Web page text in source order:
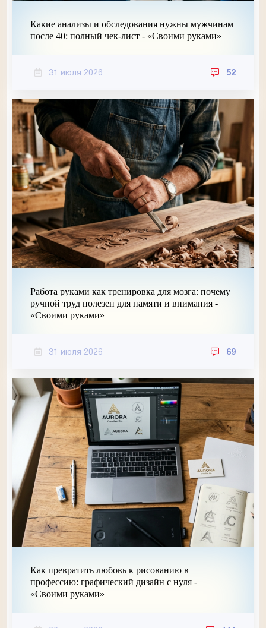
Какие анализы и обследования нужны мужчинам
после 40: полный чек-лист - «Своими руками»
31 июля 2026 52
Работа руками как тренировка для мозга: почему
ручной труд полезен для памяти и внимания -
«Своими руками»
31 июля 2026 69
Как превратить любовь к рисованию в
профессию: графический дизайн с нуля -
«Своими руками»